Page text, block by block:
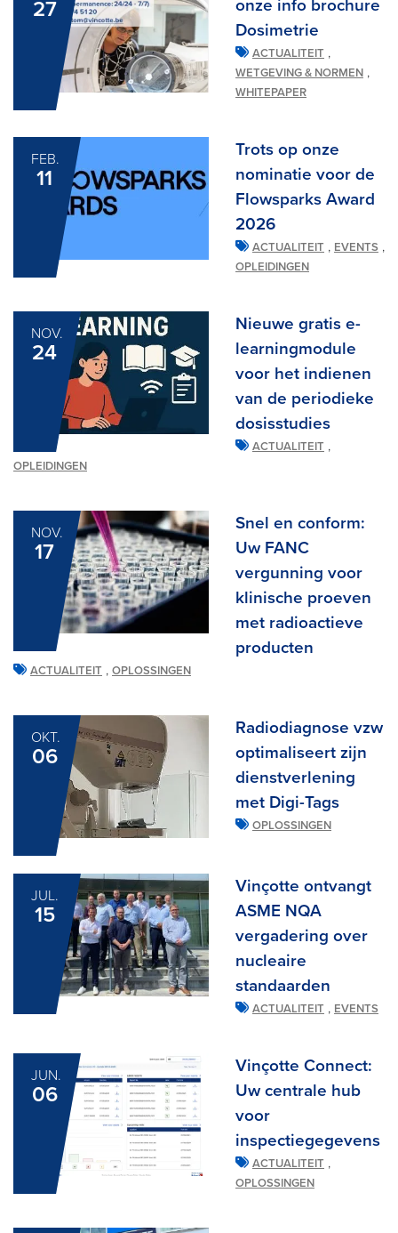
27
onze info brochure
Dosimetrie
ACTUALITEIT ,
WETGEVING & NORMEN ,
WHITEPAPER
FEB.
11
Trots op onze
nominatie voor de
Flowsparks Award
2026
ACTUALITEIT , EVENTS ,
OPLEIDINGEN
NOV.
24
Nieuwe gratis e-
learningmodule
voor het indienen
van de periodieke
dosisstudies
ACTUALITEIT ,
OPLEIDINGEN
NOV.
17
Snel en conform:
Uw FANC
vergunning voor
klinische proeven
met radioactieve
producten
ACTUALITEIT , OPLOSSINGEN
OKT.
06
Radiodiagnose vzw
optimaliseert zijn
dienstverlening
met Digi-Tags
OPLOSSINGEN
JUL.
15
Vinçotte ontvangt
ASME NQA
vergadering over
nucleaire
standaarden
ACTUALITEIT , EVENTS
JUN.
06
Vinçotte Connect:
Uw centrale hub
voor
inspectiegegevens
ACTUALITEIT ,
OPLOSSINGEN